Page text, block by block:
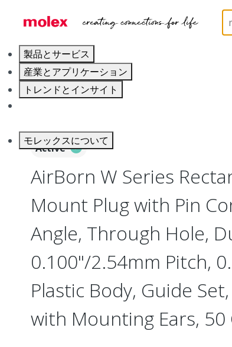
製品とサービス
産業とアプリケーション
トレンドとインサイト
モレックスについて
Board-to-Board
Active
AirBorn W Series
Mount Plug with Pin
Angle, Through Hole,
0.100"/2.54mm Pitch,
Plastic Body, Guide
with Mounting Ears, 50